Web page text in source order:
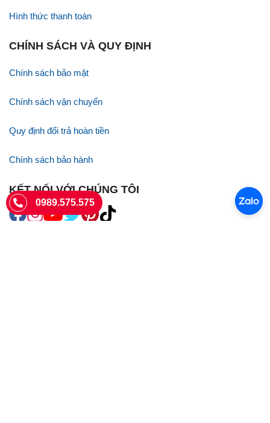
Hình thức thanh toán
CHÍNH SÁCH VÀ QUY ĐỊNH
Chính sách bảo mật
Chính sách vận chuyển
Quy định đổi trả hoàn tiền
Chính sách bảo hành
KẾT NỐI VỚI CHÚNG TÔI
0989.575.575